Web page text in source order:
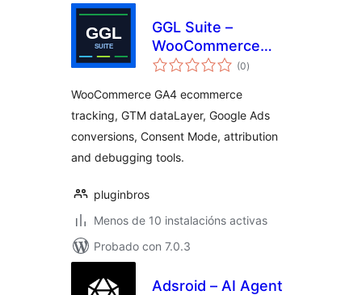
GGL Suite –
WooCommerce
Google Tag
Tracking
(0valoracións
totais
)
WooCommerce GA4 ecommerce
tracking, GTM dataLayer, Google Ads
conversions, Consent Mode, attribution
and debugging tools.
pluginbros
Menos de 10 instalacións activas
Probado con 7.0.3
Adsroid – AI Agent